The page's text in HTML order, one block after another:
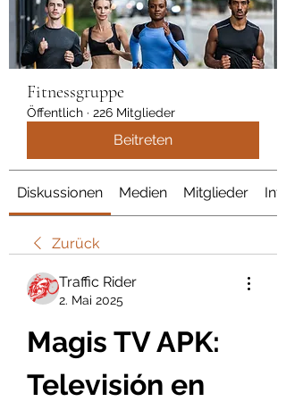
Fitnessgruppe
Öffentlich · 226 Mitglieder
Beitreten
Diskussionen Medien Mitglieder Info
Zurück
Traffic Rider
2. Mai 2025
Magis TV APK:
Televisión en